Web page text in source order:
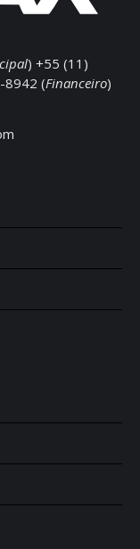
) +55 (11)
8942 (Financeiro)